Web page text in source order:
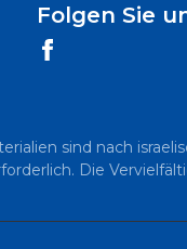
Folgen Sie
sind nach
Die